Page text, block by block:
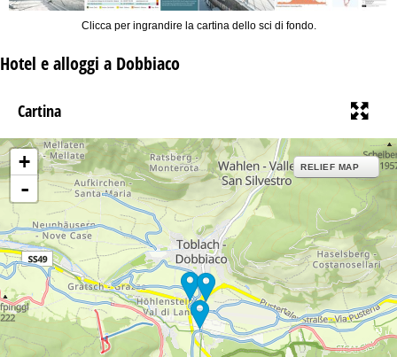
Clicca per ingrandire la cartina dello sci di fondo.
Hotel e alloggi a Dobbiaco
Cartina
+
-
RELIEF MAP